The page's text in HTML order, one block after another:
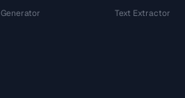
Text Extractor